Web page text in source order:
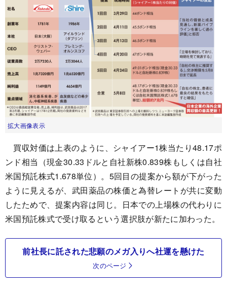
拡大画像表示
買収対価は上表のように、シャイアー1株当たり48.17ポ
ンド相当（現金30.33ドルと自社新株0.839株もしくは自社
米国預託株式1.678単位）。5回目の提案から額が下がった
ように見えるが、武田薬品の株価と為替レートが共に変動
したためで、提案内容は同じ。日本での上場株の代わりに
米国預託株式で受け取るという選択肢が新たに加わった。
前社長に託された悲願のメガ入りへ社運を懸けた
次のページ